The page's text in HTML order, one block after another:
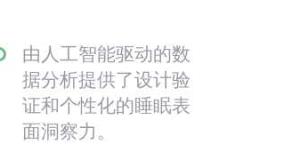
由人工智能驱动的数
据分析提供了设计验
证和个性化的睡眠表
面洞察力。